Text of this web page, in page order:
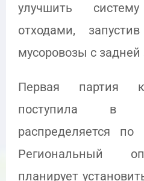
улучшить
отходами,
мусоровозы с задней
Первая партия
поступила в
распределяется по
Региональный
планирует